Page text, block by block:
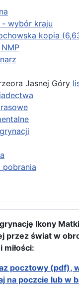
- wybór kraju
kopia
Jasnej Góry
pobrania
Ikony
przez świat w
miłości:
pocztowy (pdf),
na poczcie lub w